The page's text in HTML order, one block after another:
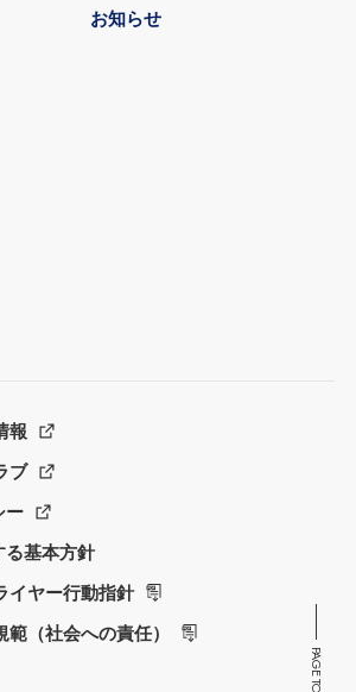
PAGE TOP
お知らせ
報
ブ
ー
る基本方針
イヤー行動指針
（社会への責任）